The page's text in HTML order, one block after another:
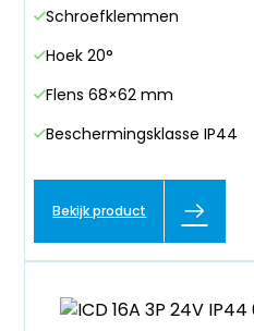
Schroefklemmen
Hoek 20°
Flens 68×62 mm
Beschermingsklasse IP44
Bekijk product